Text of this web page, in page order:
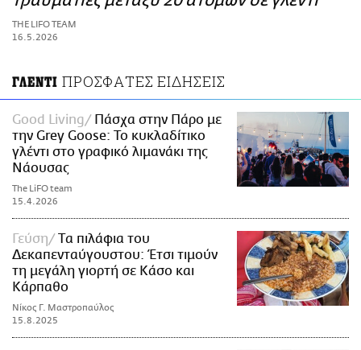
ΑΜΠΑ
PRINT
THE LIFO TEAM
16.5.2026
ΓΛΕΝΤΙ ΠΡΟΣΦΑΤΕΣ ΕΙΔΗΣΕΙΣ
Good Living
Πάσχα στην Πάρο με
την Grey Goose: Το κυκλαδίτικο
γλέντι στο γραφικό λιμανάκι της
Νάουσας
The LiFO team
15.4.2026
Γεύση
Tα πιλάφια του
Δεκαπενταύγουστου: Έτσι τιμούν
τη μεγάλη γιορτή σε Κάσο και
Κάρπαθο
Νίκος Γ. Μαστροπαύλος
15.8.2025